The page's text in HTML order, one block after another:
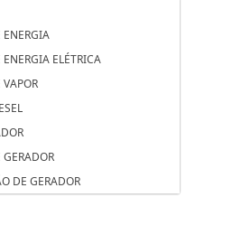
RESIDENCIAL
RESIDENCIAL A DIESEL
QUANTO CUSTA
QUAL COMPRAR
PORTÁTIL
PORTÁTIL SILENCIOSO
ENERGIA
ELÉTRICA
DE GERADOR